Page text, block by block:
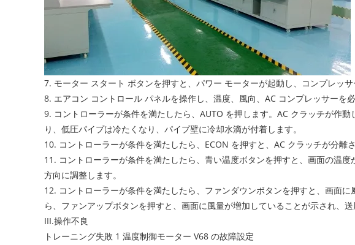
7. モーター スタート ボタンを押すと、パワー モーターが起動し、コンプレッ
8. エアコン コントロール パネルを操作し、温度、風向、AC コンプレッサーを
9. コントローラーが条件を満たしたら、AUTO を押します。AC クラッチが作
り、低圧パイプは冷たくなり、パイプ壁に冷却水滴が付着します。
10. コントローラーが条件を満たしたら、ECON を押すと、AC クラッチが分離
11. コントローラーが条件を満たしたら、青い温度ボタンを押すと、画面の温
方向に調整します。
12. コントローラーが条件を満たしたら、ファンダウンボタンを押すと、画面
ら、ファンアップボタンを押すと、画面に風量が増加していることが示され、送
III.操作不良
トレーニング失敗 1 温度制御モーター V68 の故障設定